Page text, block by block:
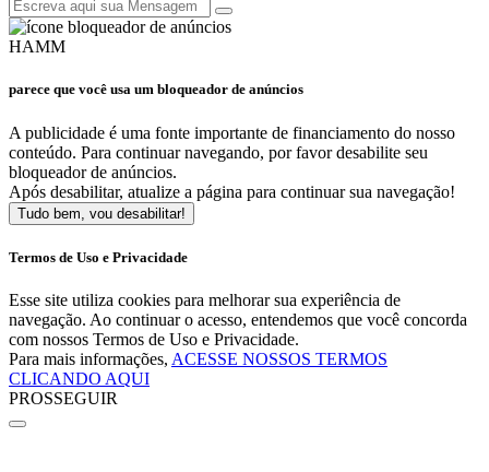
HAMM
parece que você usa um bloqueador de anúncios
A publicidade é uma fonte importante de financiamento do nosso
conteúdo. Para continuar navegando, por favor desabilite seu
bloqueador de anúncios.
Após desabilitar, atualize a página para continuar sua navegação!
Tudo bem, vou desabilitar!
Termos de Uso e Privacidade
Esse site utiliza cookies para melhorar sua experiência de
navegação. Ao continuar o acesso, entendemos que você concorda
com nossos Termos de Uso e Privacidade.
Para mais informações, ACESSE NOSSOS TERMOS
CLICANDO AQUI
PROSSEGUIR